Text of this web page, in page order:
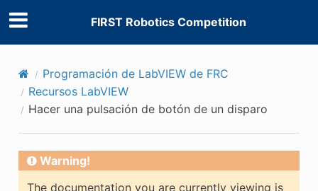
FIRST Robotics Competition
Programación de LabVIEW de FRC
Recursos LabVIEW
Hacer una pulsación de botón de un disparo
Warning!
The documentation you are currently viewing is